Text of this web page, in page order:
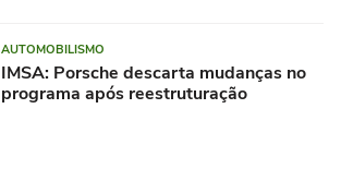
AUTOMOBILISMO
IMSA: Porsche descarta mudanças no
programa após reestruturação